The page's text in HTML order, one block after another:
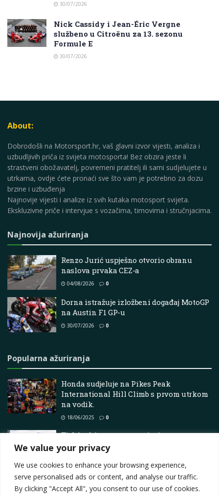
We value your privacy
We use cookies to enhance your browsing experience,
serve personalised ads or content, and analyse our traffic.
By clicking "Accept All", you consent to our use of cookies.
30/07/2026
Nick Cassidy i Jean-Éric Vergne
službeno u Citroënu za 13. sezonu
Formule E
30/07/2026
About:
Dobrodošli na Motorsport.hr, vaš glavni izvor vijesti, analiza i
uzbudljivih priča iz svijeta motosporta! Bez obzira jeste li
strastveni obožavatelj, povremeni pratitelj ili sami sudjelujete u
utrkama, ovdje ćete pronaći sve što vam je potrebno za dozu
brzine i uzbuđenja
Najnovije vijesti i analize iz svih kutaka motosport svijeta.
Ekskluzivne priče i intervjue s vozačima, timovima i stručnjacima.
Najnovija ažuriranja
Renzo Jurić uspješno otvorio obranu
naslova prvaka CEZ-a
04/08/2026 0
Dorna istražuje izložbeni događaj MotoGP
na Austin F1 GP-u
30/07/2026 0
Popularna ažuriranja
Honda sudjeluje na Pikes Peak
International Hill Climb s prvom utrkom
na vodik.
18/06/2025 0
Tickford Autosport potpisuje novu
zvijezdu u usponu – Supercars